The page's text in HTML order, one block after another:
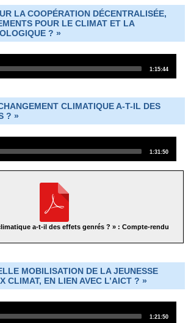
LA COOPÉRATION DÉCENTRALISÉE,
POUR LE CLIMAT ET LA
? »
Player
Total
1:15:44
CLIMATIQUE A-T-IL DES
? »
Player
Total
1:31:50
a-t-il des effets genrés ? » : Compte-rendu
MOBILISATION DE LA JEUNESSE
CLIMAT, EN LIEN AVEC L’AICT ? »
Total
1:21:50